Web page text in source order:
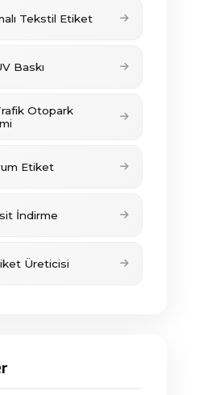
Tekstil Etiket
Baskı
Otopark
Etiket
İndirme
Üreticisi